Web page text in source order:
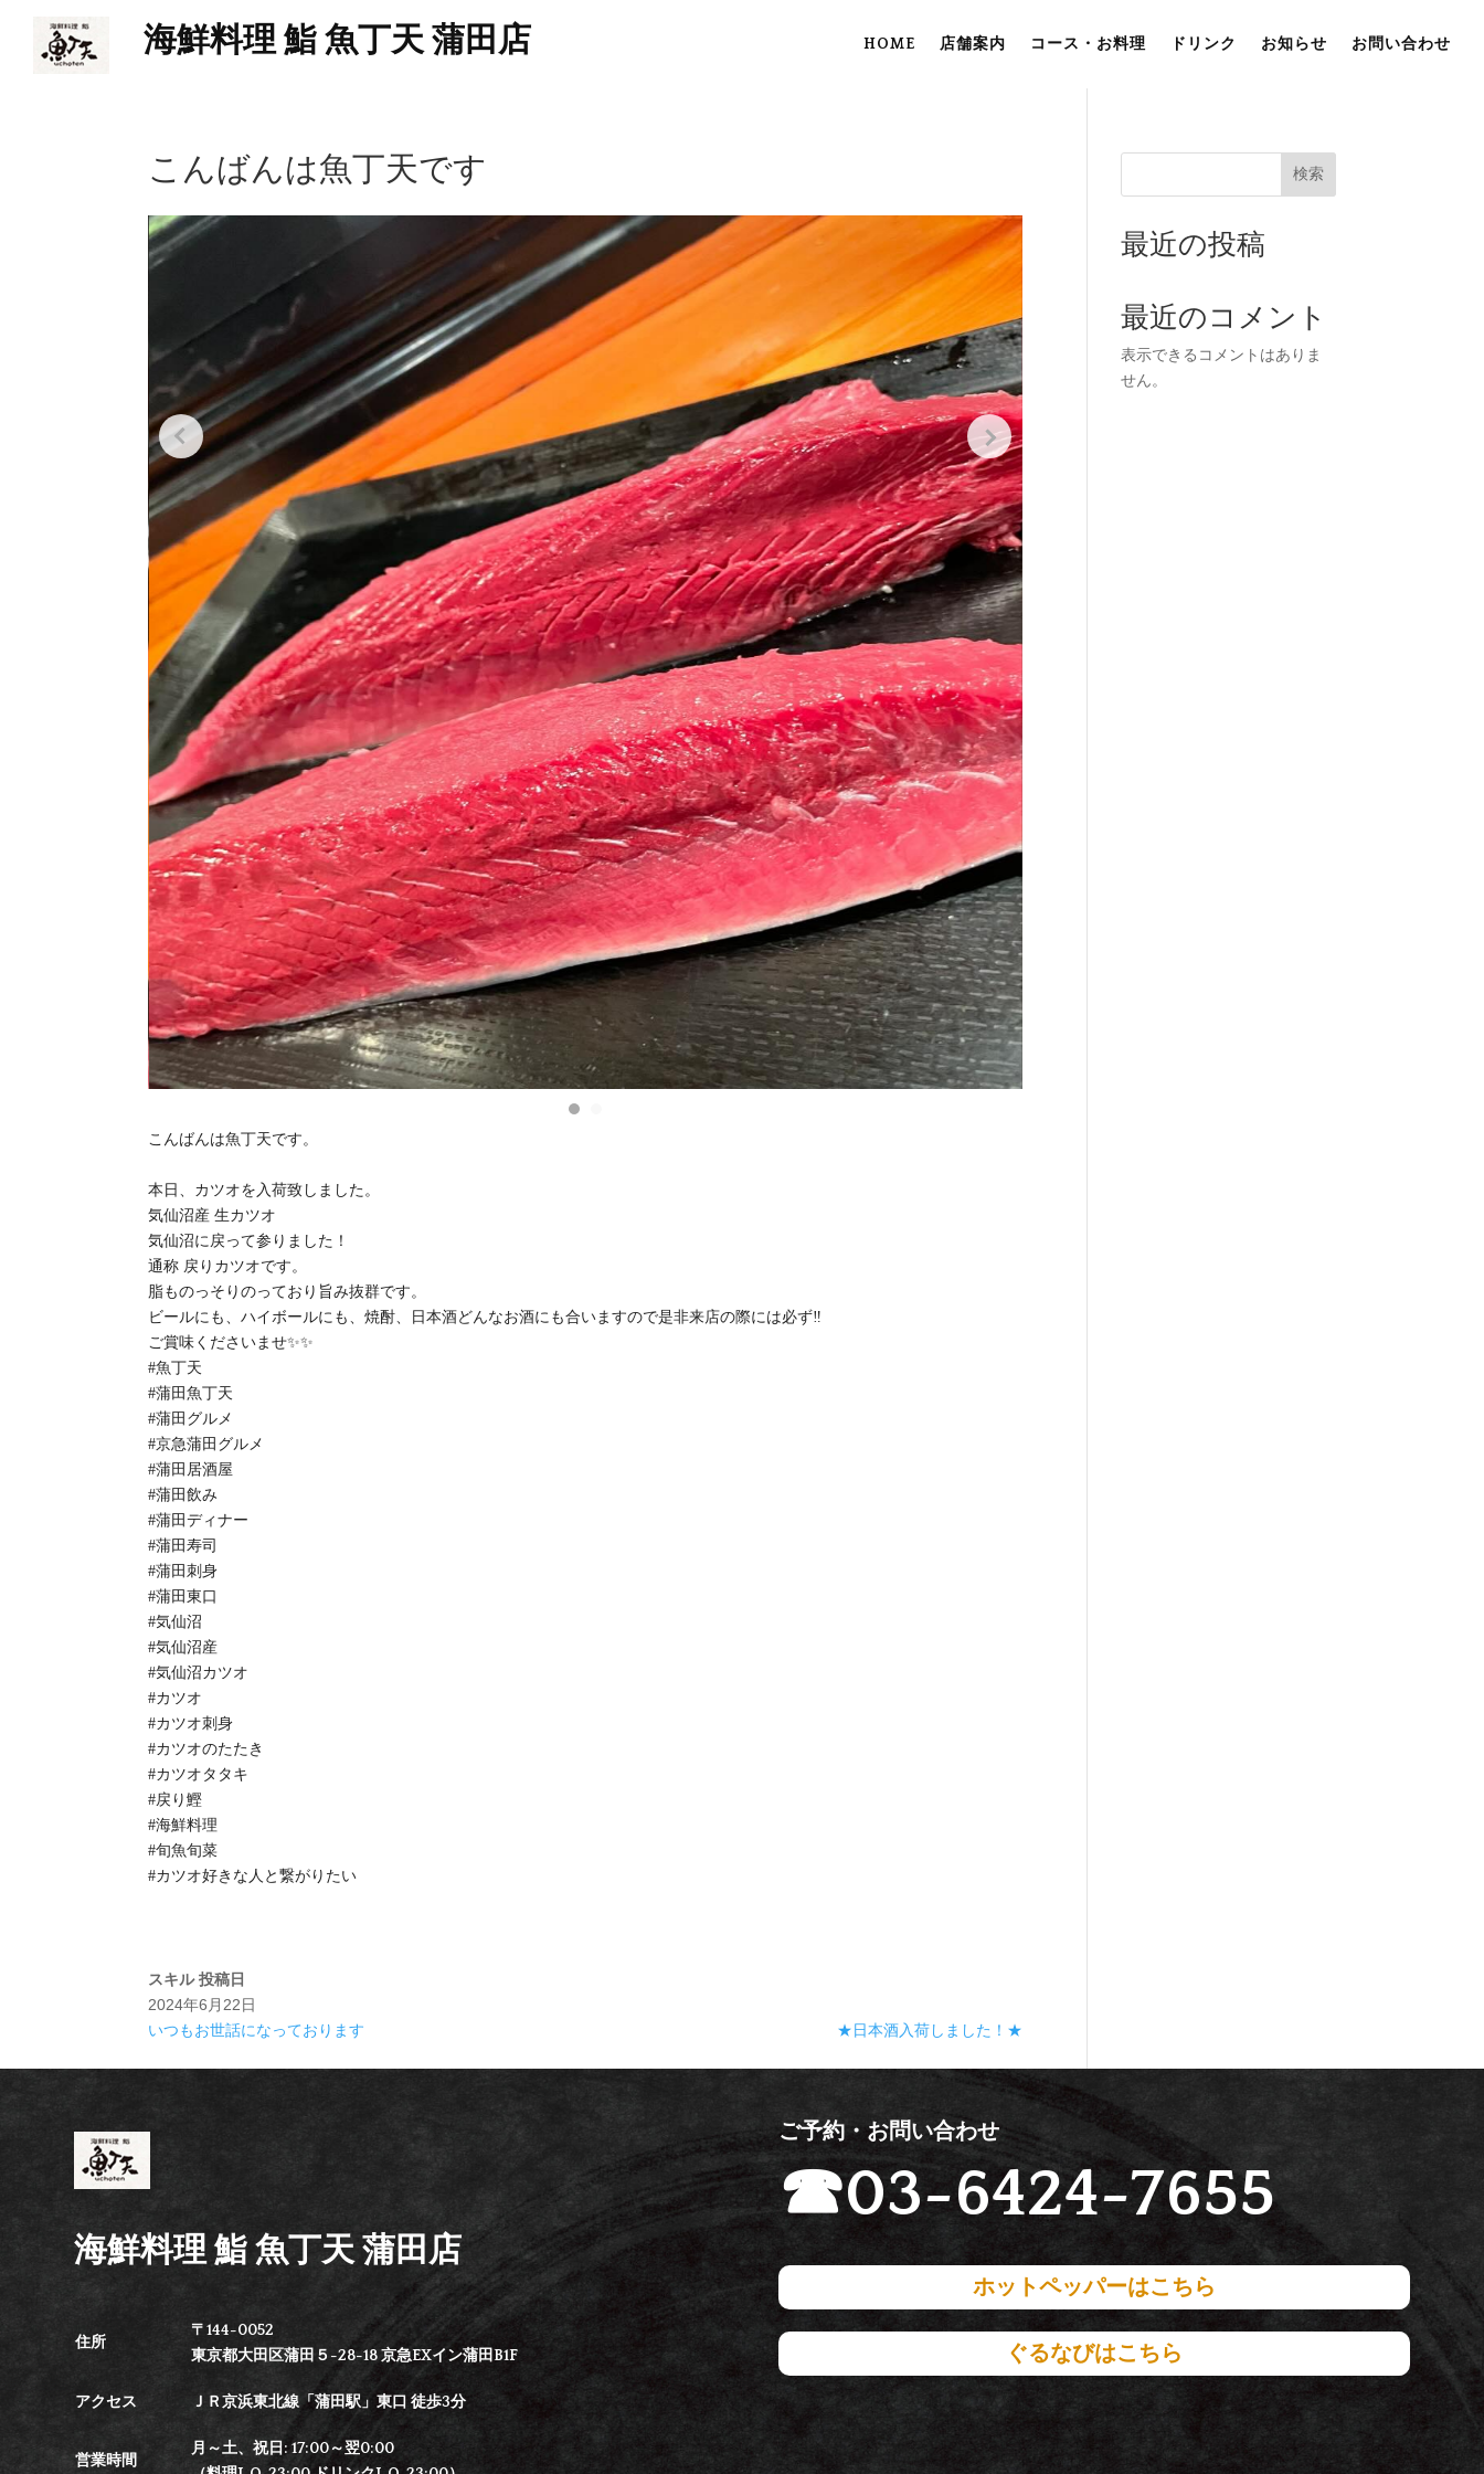
海鮮料理 鮨 魚丁天 蒲田店 HOME 店舗案内 コース・お料理 ドリンク お知らせ お問い合わせ
こんばんは魚丁天です
こんばんは魚丁天です。
本日、カツオを入荷致しました。
気仙沼産 生カツオ
気仙沼に戻って参りました！
通称 戻りカツオです。
脂ものっそりのっており旨み抜群です。
ビールにも、ハイボールにも、焼酎、日本酒どんなお酒にも合いますので是非来店の際には必ず‼️
ご賞味くださいませ✨✨
#魚丁天
#蒲田魚丁天
#蒲田グルメ
#京急蒲田グルメ
#蒲田居酒屋
#蒲田飲み
#蒲田ディナー
#蒲田寿司
#蒲田刺身
#蒲田東口
#気仙沼
#気仙沼産
#気仙沼カツオ
#カツオ
#カツオ刺身
#カツオのたたき
#カツオタタキ
#戻り鰹
#海鮮料理
#旬魚旬菜
#カツオ好きな人と繋がりたい
スキル 投稿日
2024年6月22日
いつもお世話になっております
★日本酒入荷しました！★
検索
最近の投稿
最近のコメント
表示できるコメントはありま
せん。
海鮮料理 鮨 魚丁天 蒲田店
住所
〒144-0052
東京都大田区蒲田５-28-18 京急EXイン蒲田B1F
アクセス ＪＲ京浜東北線「蒲田駅」東口 徒歩3分
営業時間
月～土、祝日: 17:00～翌0:00
ご予約・お問い合わせ
☎03-6424-7655
ホットペッパーはこちら
ぐるなびはこちら